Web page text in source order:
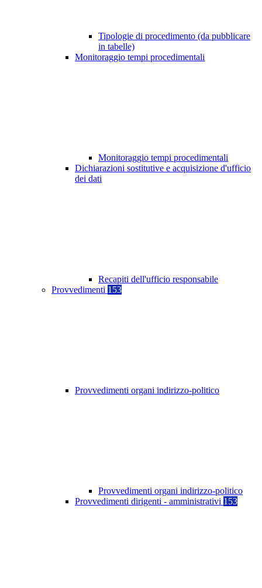
Tipologie di procedimento (da pubblicare
in tabelle)
Monitoraggio tempi procedimentali
Monitoraggio tempi procedimentali
Dichiarazioni sostitutive e acquisizione d'ufficio
dei dati
Recapiti dell'ufficio responsabile
Provvedimenti 153
Provvedimenti organi indirizzo-politico
Provvedimenti organi indirizzo-politico
Provvedimenti dirigenti - amministrativi 153